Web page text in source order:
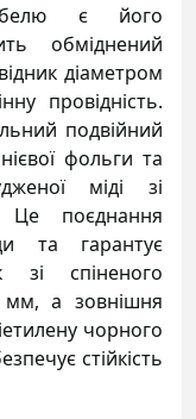
є його
обміднений
діаметром
провідність.
подвійний
фольги та
міді зі
Це поєднання
та гарантує
зі спіненого
мм, а зовнішня
чорного
стійкість